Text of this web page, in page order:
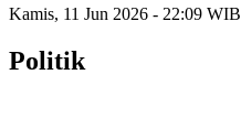
Kamis, 11 Jun 2026 - 22:09 WIB
Politik